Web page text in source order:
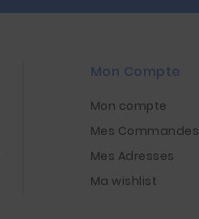
Mon Compte
Mon compte
Mes Commandes
Mes Adresses
Ma wishlist